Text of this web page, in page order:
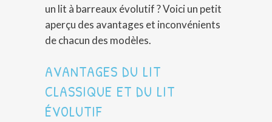
un lit à barreaux évolutif ? Voici un petit
aperçu des avantages et inconvénients
de chacun des modèles.
AVANTAGES DU LIT
CLASSIQUE ET DU LIT
ÉVOLUTIF